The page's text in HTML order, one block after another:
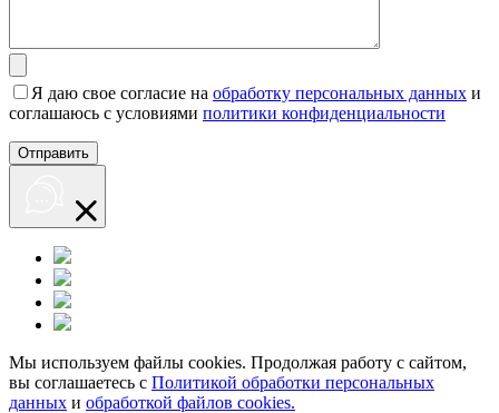
Я даю свое согласие на обработку персональных данных и
соглашаюсь с условиями политики конфиденциальности
Мы используем файлы cookies. Продолжая работу с сайтом,
вы соглашаетесь с Политикой обработки персональных
данных и обработкой файлов cookies.